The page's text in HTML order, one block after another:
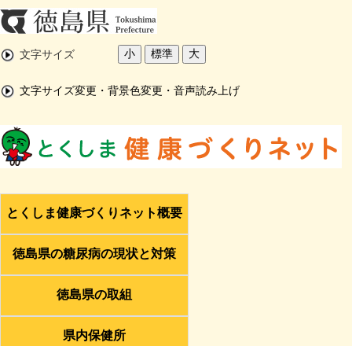
文字サイズ 小 標準 大
文字サイズ変更・背景色変更・音声読み上げ
とくしま健康づくりネット概要
徳島県の糖尿病の現状と対策
徳島県の取組
県内保健所